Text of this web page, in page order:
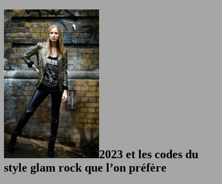
2023 et les codes du
style glam rock que l’on préfère